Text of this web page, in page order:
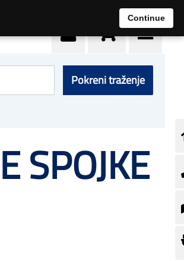
Pokreni traženje
SPOJKE
Continue